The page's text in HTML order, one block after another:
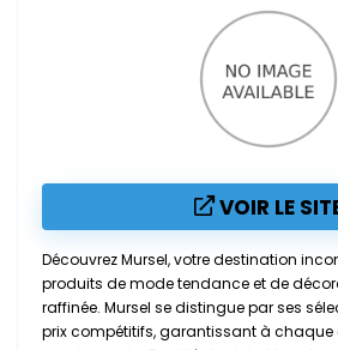
VOIR LE
Découvrez Mursel, votre destination
produits de mode tendance et de
raffinée. Mursel se distingue par ses
prix compétitifs, garantissant à chaque